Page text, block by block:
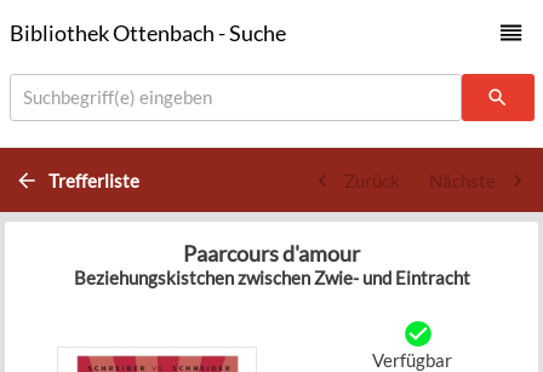
Bibliothek Ottenbach - Suche
Suchbegriff(e) eingeben
Trefferliste Zurück Nächste
Paarcours d'amour
Beziehungskistchen zwischen Zwie- und Eintracht
Verfügbar